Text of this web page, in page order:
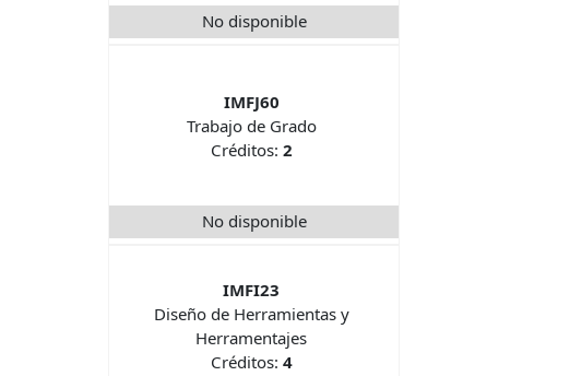
No disponible
IMFJ60
Trabajo de Grado
Créditos: 2
No disponible
IMFI23
Diseño de Herramientas y
Herramentajes
Créditos: 4